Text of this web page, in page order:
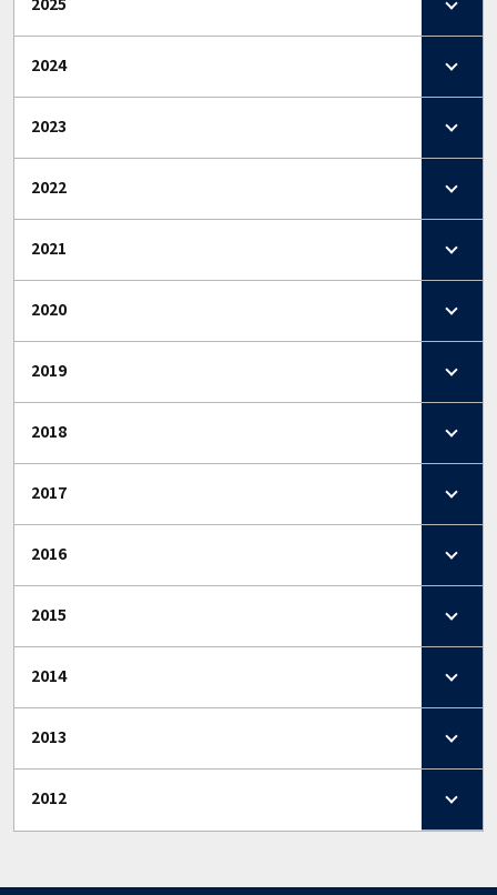
2024
2023
2022
2021
2020
2019
2018
2017
2016
2015
2014
2013
2012